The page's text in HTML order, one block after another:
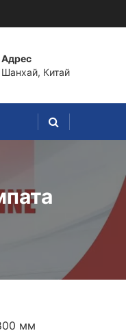
Адрес
Шанхай, Китай
мм